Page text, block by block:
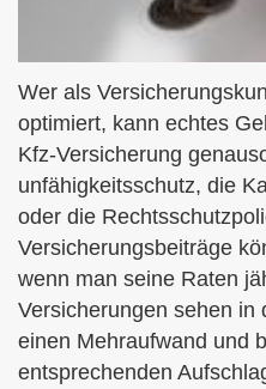
Wer als
optimiert, kann echtes
Kfz-Versicherung
unfähig­keitsschutz, die
oder die
Versicherungsbeiträge
wenn man seine Raten
Versicherungen sehen in
einen Mehraufwand und
entsprechenden